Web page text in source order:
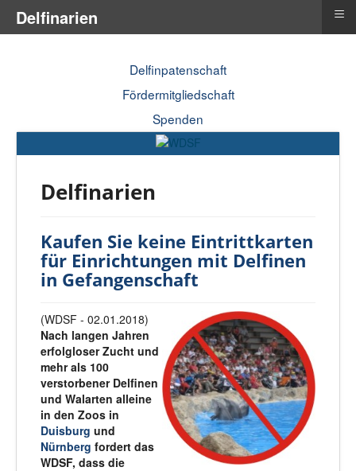
Delfinpatenschaft
Fördermitgliedschaft
Spenden
Delfinarien
Kaufen Sie keine Eintrittkarten
für Einrichtungen mit Delfinen
in Gefangenschaft
(WDSF - 02.01.2018)
Nach langen Jahren
erfolgloser Zucht und
mehr als 100
verstorbener Delfinen
und Walarten alleine
in den Zoos in
Duisburg und
Nürnberg fordert das
WDSF, dass die
Delfinarien ≡